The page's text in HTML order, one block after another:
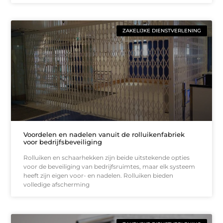
ZAKELIJKE DIENSTVERLENING
Voordelen en nadelen vanuit de rolluikenfabriek
voor bedrijfsbeveiliging
Rolluiken en schaarhekken zijn beide uitstekende opties
voor de beveiliging van bedrijfsruimtes, maar elk systeem
heeft zijn eigen voor- en nadelen. Rolluiken bieden
volledige afscherming